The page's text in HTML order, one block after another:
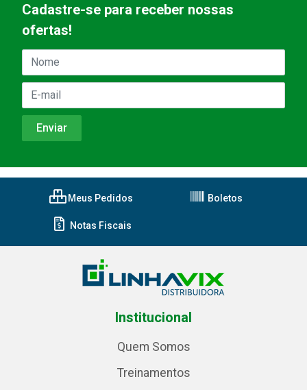
Cadastre-se para receber nossas
ofertas!
Meus Pedidos Boletos
Notas Fiscais
Institucional
Quem Somos
Treinamentos